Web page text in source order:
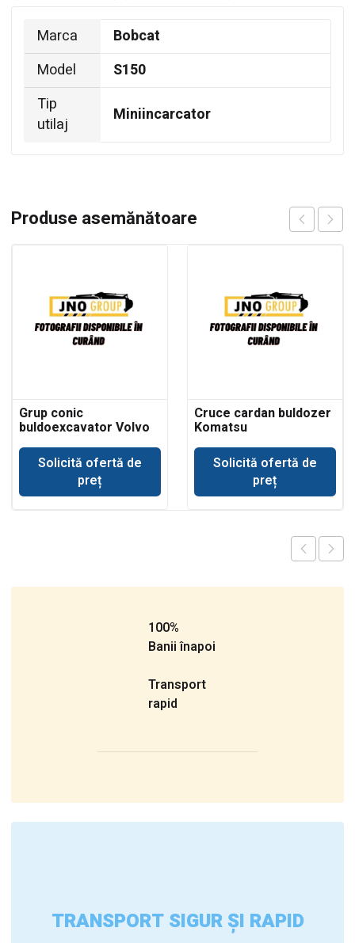
Marca
Bobcat
Model
S150
Tip
utilaj
Miniincarcator
Produse asemănătoare
Grup conic
buldoexcavator Volvo
Solicită ofertă de
preț
Cruce cardan buldozer
Komatsu
Solicită ofertă de
preț
100%
Banii înapoi
Transport
rapid
TRANSPORT SIGUR ȘI RAPID